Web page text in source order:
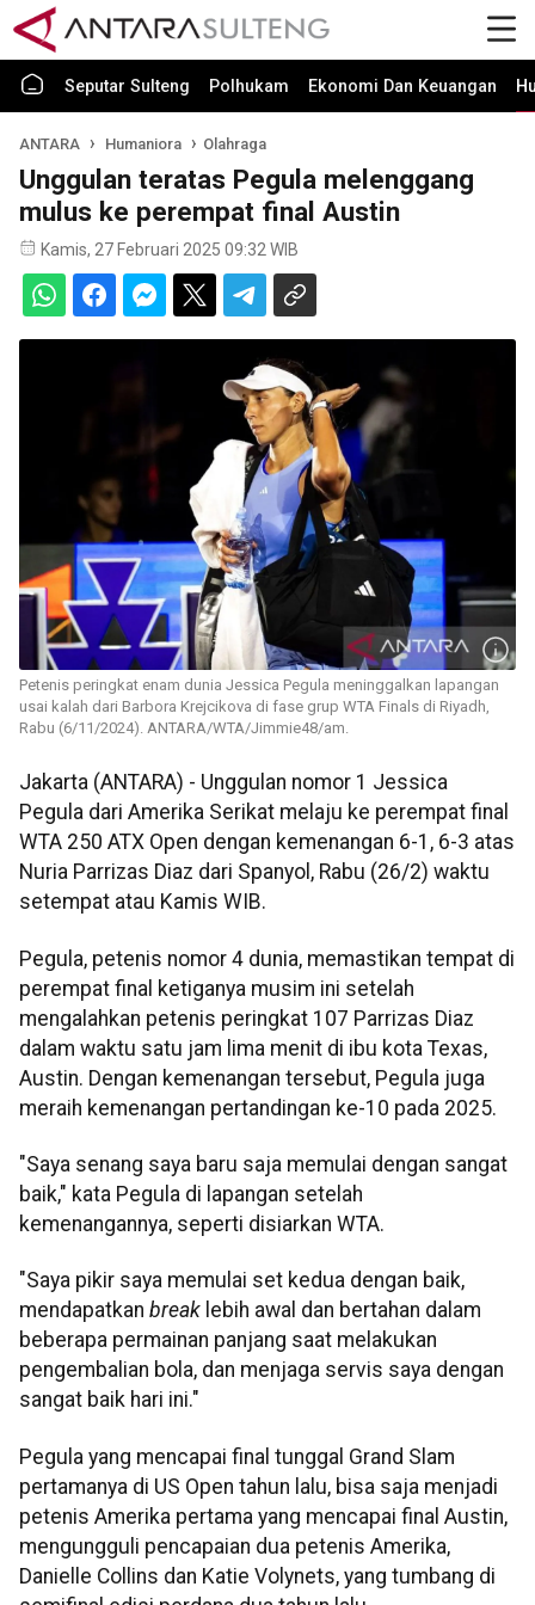
Seputar Sulteng Polhukam Ekonomi Dan Keuangan
ANTARA Humaniora Olahraga
Unggulan teratas Pegula melenggang
mulus ke perempat final Austin
Kamis, 27 Februari 2025 09:32 WIB
Petenis peringkat enam dunia Jessica Pegula meninggalkan lapangan
usai kalah dari Barbora Krejcikova di fase grup WTA Finals di Riyadh,
Rabu (6/11/2024). ANTARA/WTA/Jimmie48/am.
Jakarta (ANTARA) - Unggulan nomor 1 Jessica
Pegula dari Amerika Serikat melaju ke perempat final
WTA 250 ATX Open dengan kemenangan 6-1, 6-3 atas
Nuria Parrizas Diaz dari Spanyol, Rabu (26/2) waktu
setempat atau Kamis WIB.
Pegula, petenis nomor 4 dunia, memastikan tempat di
perempat final ketiganya musim ini setelah
mengalahkan petenis peringkat 107 Parrizas Diaz
dalam waktu satu jam lima menit di ibu kota Texas,
Austin. Dengan kemenangan tersebut, Pegula juga
meraih kemenangan pertandingan ke-10 pada 2025.
"Saya senang saya baru saja memulai dengan sangat
baik," kata Pegula di lapangan setelah
kemenangannya, seperti disiarkan WTA.
"Saya pikir saya memulai set kedua dengan baik,
mendapatkan break lebih awal dan bertahan dalam
beberapa permainan panjang saat melakukan
pengembalian bola, dan menjaga servis saya dengan
sangat baik hari ini."
Pegula yang mencapai final tunggal Grand Slam
pertamanya di US Open tahun lalu, bisa saja menjadi
petenis Amerika pertama yang mencapai final Austin,
mengungguli pencapaian dua petenis Amerika,
Danielle Collins dan Katie Volynets, yang tumbang di